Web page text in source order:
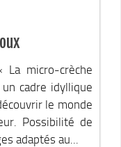
La micro-crèche
cadre idyllique
le monde
Possibilité de
adaptés au...